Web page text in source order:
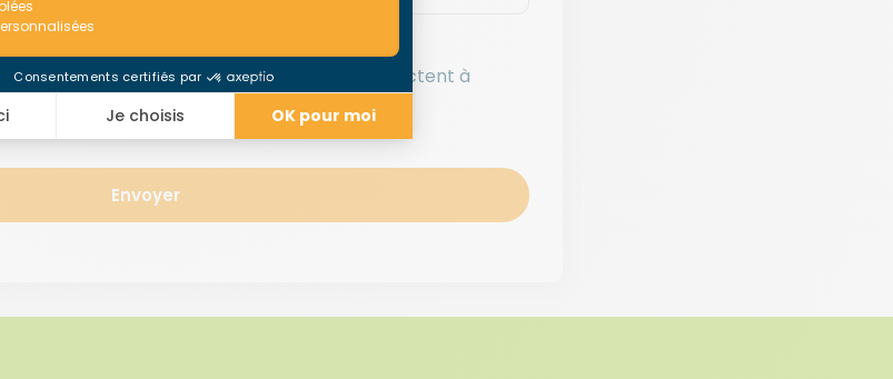
Marine et ses courtiers partenaires me contactent à
d’assurance.*